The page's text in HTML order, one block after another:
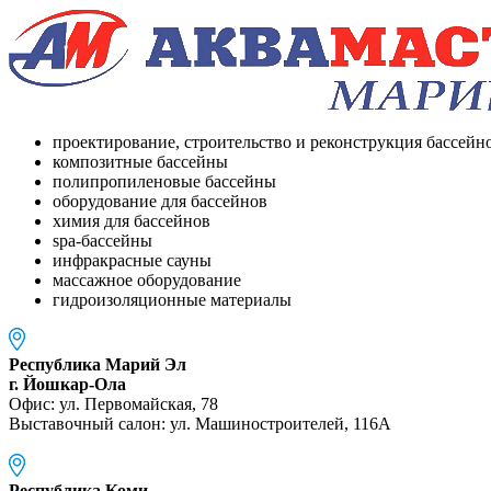
проектирование, строительство и реконструкция
композитные бассейны
полипропиленовые бассейны
оборудование для бассейнов
химия для бассейнов
spa-бассейны
инфракрасные сауны
массажное оборудование
гидроизоляционные материалы
Республика Марий Эл
г. Йошкар-Ола
Офис: ул. Первомайская, 78
Выставочный салон: ул. Машиностроителей, 116A